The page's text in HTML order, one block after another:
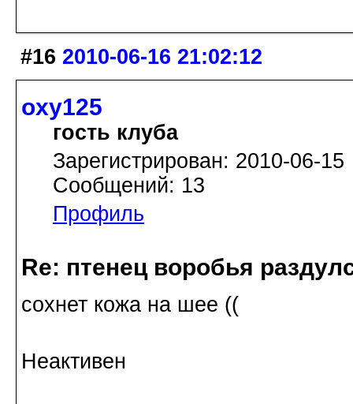
#16 2010-06-16 21:02:12
oxy125
гость клуба
Зарегистрирован: 2010-06-15
Сообщений: 13
Профиль
Re: птенец воробья
сохнет кожа на шее ((
Неактивен